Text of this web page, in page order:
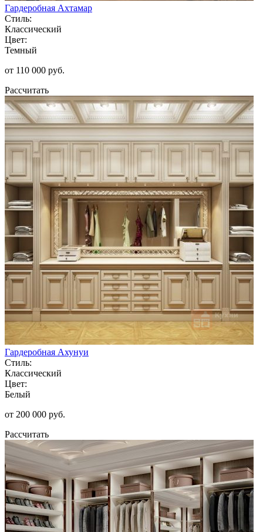
Гардеробная Ахтамар
Стиль:
Классический
Цвет:
Темный
от 110 000 руб.
Рассчитать
Гардеробная Ахунуи
Стиль:
Классический
Цвет:
Белый
от 200 000 руб.
Рассчитать